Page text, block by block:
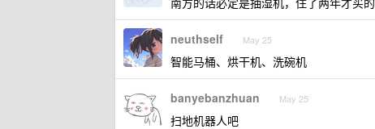
neuthself May 25
智能马桶、烘干机、洗碗机
banyebanzhuan May 25
扫地机器人吧